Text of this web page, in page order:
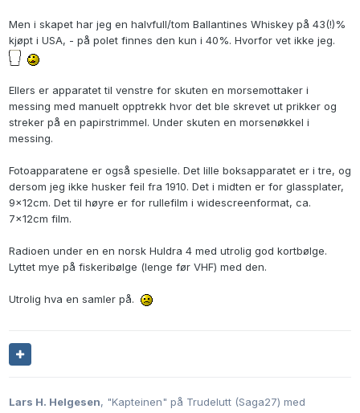
Men i skapet har jeg en halvfull/tom Ballantines Whiskey på 43(!)%
kjøpt i USA, - på polet finnes den kun i 40%. Hvorfor vet ikke jeg.
Ellers er apparatet til venstre for skuten en morsemottaker i
messing med manuelt opptrekk hvor det ble skrevet ut prikker og
streker på en papirstrimmel. Under skuten en morsenøkkel i
messing.
Fotoapparatene er også spesielle. Det lille boksapparatet er i tre, og
dersom jeg ikke husker feil fra 1910. Det i midten er for glassplater,
9x12cm. Det til høyre er for rullefilm i widescreenformat, ca.
7x12cm film.
Radioen under en en norsk Huldra 4 med utrolig god kortbølge.
Lyttet mye på fiskeribølge (lenge før VHF) med den.
Utrolig hva en samler på.
Lars H. Helgesen, "Kapteinen" på Trudelutt (Saga27) med